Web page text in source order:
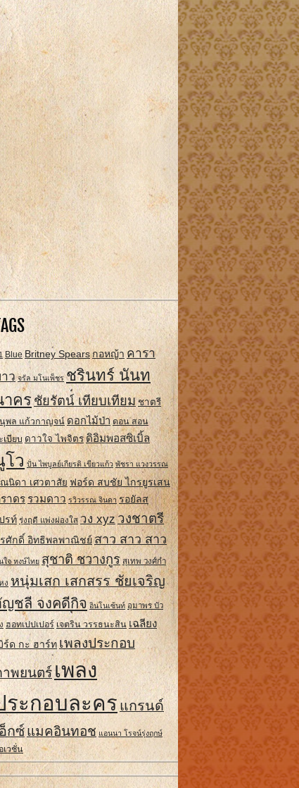
Blue Britney Spearsกอหญ้า คารา
ว จรัล มโนเพ็ชร ชรินทร์ นันท
ครชัยรัตน์ เทียบเทียม ชาตรี
พล แก้วกาญจน์ ดอกไม้ป่า ดอน สอน
เบียบ ดาวใจ ไพจิตร ดิอิมพอสซิเบิ้ล
โว ปั่น ไพบูลย์เกียรติ เขียวแก้ว พัชรา แวงวรรณ
นิดา เศวตาสัย ฟอร์ด สบชัย ไกรยูรเสน
าดร รวมดาว รวิวรรณ จินดา รอยัลส
รท์ รุ่งฤดี แพ่งผ่องใส วง xyz วงชาตรี
ศักดิ์ อิทธิพลพาณิชย์สาว สาว สาว
ใจ หงษ์ไทย สุชาติ ชวางกูร สุเทพ วงศ์กํา
ง หนุ่มเสก เสกสรร ชัยเจริญ
ญชลี จงคดีกิจ อินโนเซ้นท์ อุมาพร บัว
ฮอทเปปเปอร์ เจตริน วรรธนะสิน เฉลียง
ร์ด กะ ฮาร์ท เพลงประกอบ
พยนตร์เพลง
ระกอบละคร แกรนด์
กซ์แมคอินทอช แอนนา โรจน์รุ่งฤกษ์
เวชั่น